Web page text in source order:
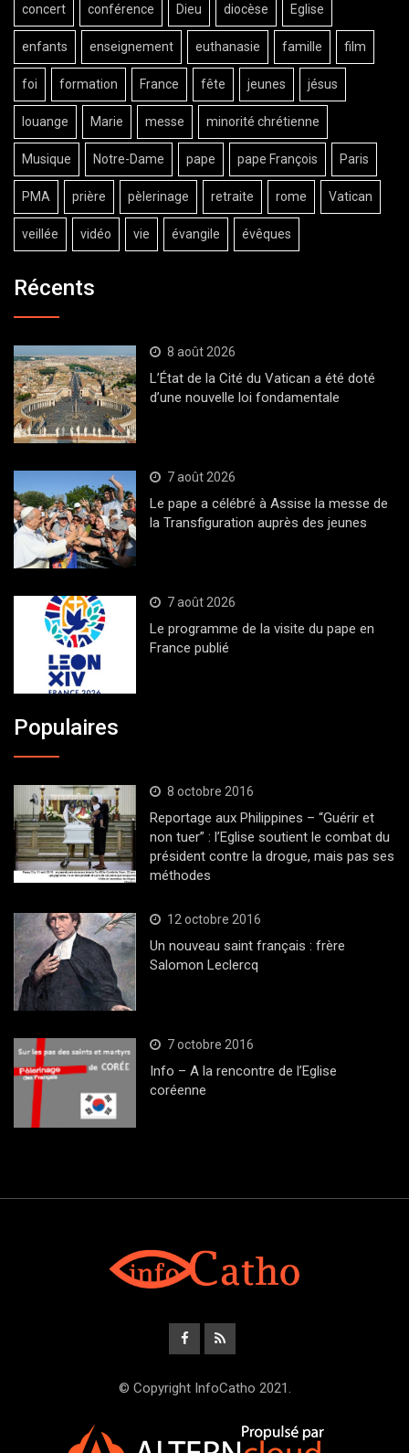
concert conférence Dieu diocèse Eglise
enfants enseignement euthanasie famille film
foi formation France fête jeunes jésus
louange Marie messe minorité chrétienne
Musique Notre-Dame pape pape François Paris
PMA prière pèlerinage retraite rome Vatican
veillée vidéo vie évangile évêques
Récents
8 août 2026
L’État de la Cité du Vatican a été doté
d’une nouvelle loi fondamentale
7 août 2026
Le pape a célébré à Assise la messe de
la Transfiguration auprès des jeunes
7 août 2026
Le programme de la visite du pape en
France publié
Populaires
8 octobre 2016
Reportage aux Philippines – “Guérir et
non tuer” : l’Eglise soutient le combat du
président contre la drogue, mais pas ses
méthodes
12 octobre 2016
Un nouveau saint français : frère
Salomon Leclercq
7 octobre 2016
Info – A la rencontre de l’Eglise
coréenne
© Copyright InfoCatho 2021.